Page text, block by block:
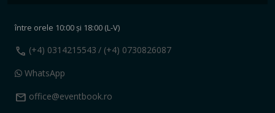
între orele 10:00 și 18:00 (L-V)
call (+4) 0314215543 / (+4) 0730826087
WhatsApp
mail office@eventbook.ro